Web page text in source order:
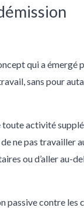
qui a émergé
sans pour
toute activité
ne pas travailler
ou d’aller au-
passive contre les